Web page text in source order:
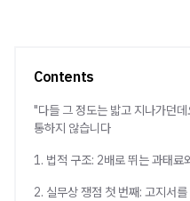
Contents
"다들 그 정도는 밟고 지나가던
통하지 않습니다
1. 법적 구조: 2배로 뛰는 과태료
2. 실무상 쟁점 첫 번째: 고지서